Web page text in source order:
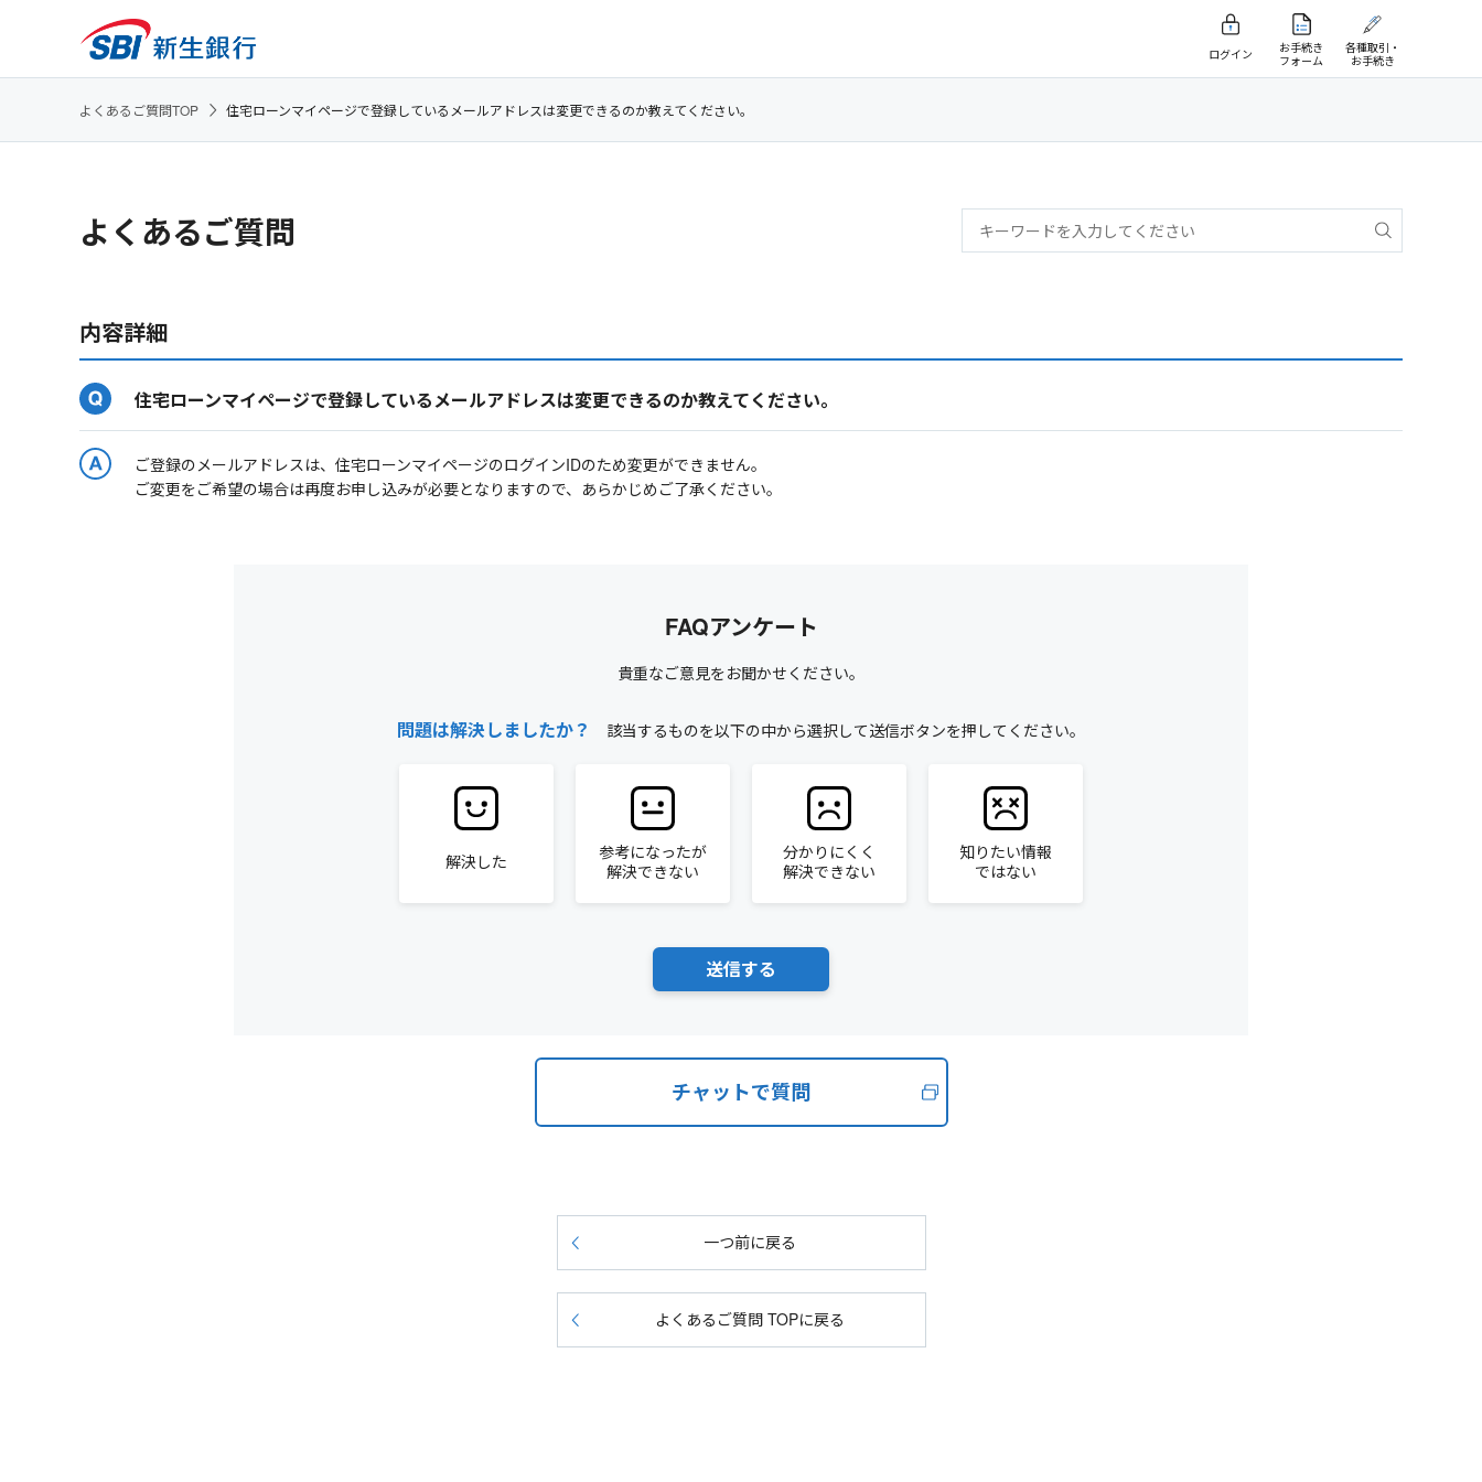
ログイン
お手続き
フォーム
各種取引・
お手続き
よくあるご質問TOP 住宅ローンマイページで登録しているメールアドレスは変更できるのか教えてください。
よくあるご質問
内容詳細
住宅ローンマイページで登録しているメールアドレスは変更できるのか教えてください。
ご登録のメールアドレスは、住宅ローンマイページのログインIDのため変更ができません。
ご変更をご希望の場合は再度お申し込みが必要となりますので、あらかじめご了承ください。
FAQアンケート
貴重なご意見をお聞かせください。
問題は解決しましたか？ 該当するものを以下の中から選択して送信ボタンを押してください。
解決した
参考になったが
解決できない
分かりにくく
解決できない
知りたい情報
ではない
チャットで質問
一つ前に戻る
よくあるご質問 TOPに戻る